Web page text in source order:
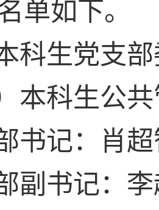
单如下。
科生党支
本科生公
书记：肖
副书记：